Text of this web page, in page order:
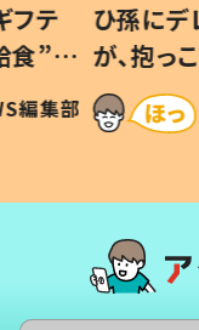
じ
応に
仕方な
編集部
生後8ヶ
3年半後
てあった